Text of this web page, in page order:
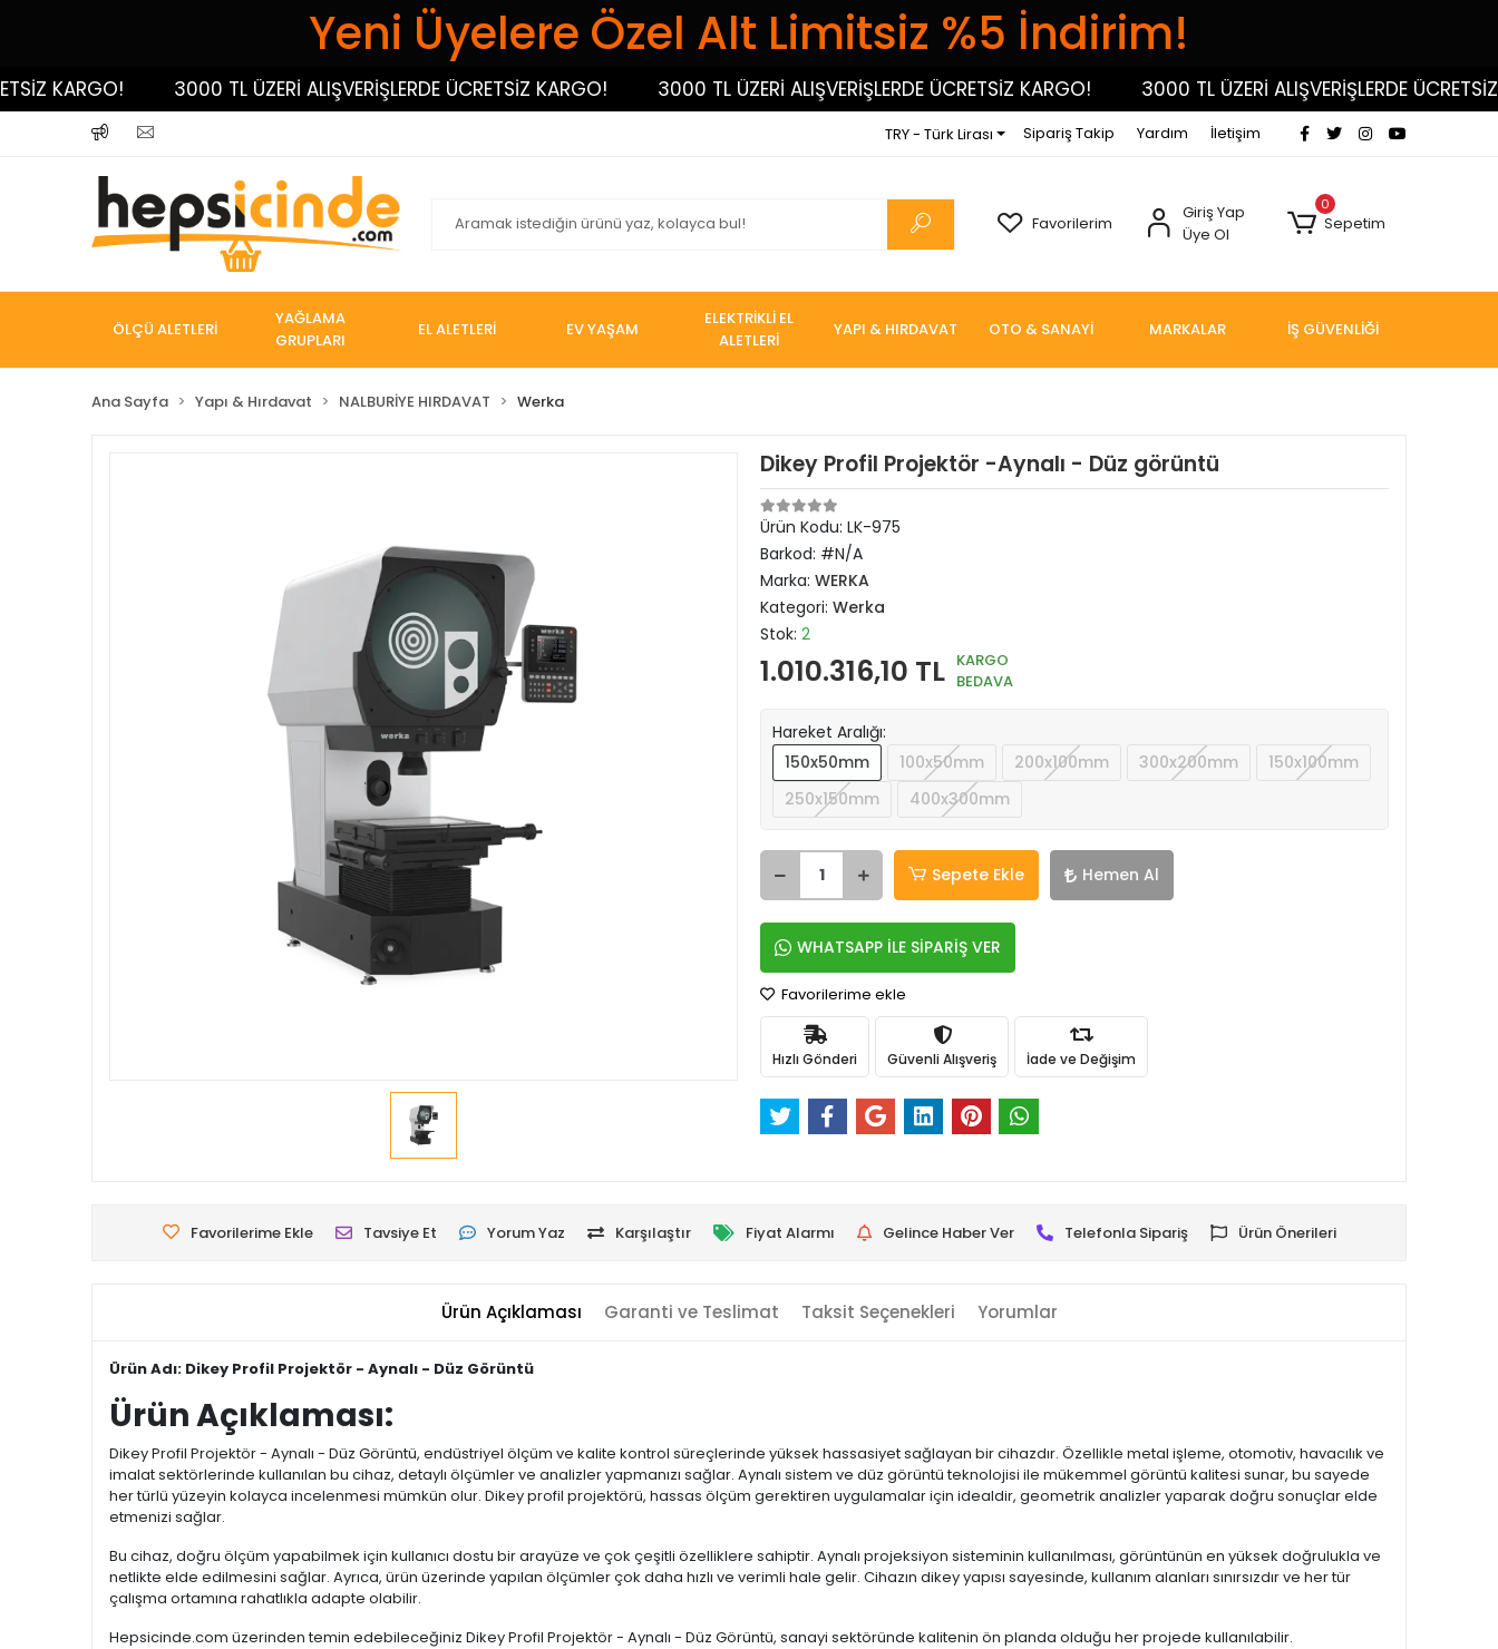
Yeni Üyelere Özel Alt Limitsiz %5 İndirim!
KARGO! 3000 TL ÜZERİ ALIŞVERİŞLERDE ÜCRETSİZ KARGO! 3000 TL ÜZERİ ALIŞVERİŞLERDE ÜCRETSİZ KARGO! 3000 TL ÜZERİ ALIŞVERİŞLERDE ÜCRETSİZ
TRY - Türk Lirası Sipariş Takip Yardım İletişim
Favorilerim
Giriş Yap
Üye Ol
0
Sepetim
ÖLÇÜ ALETLERİ
YAĞLAMA
GRUPLARI
EL ALETLERİ EV YAŞAM
ELEKTRİKLİ EL
ALETLERİ
YAPI & HIRDAVAT OTO & SANAYİ MARKALAR İŞ GÜVENLİĞİ
Ana Sayfa Yapı & Hırdavat NALBURİYE HIRDAVAT Werka
Dikey Profil Projektör -Aynalı - Düz görüntü
Ürün Kodu: LK-975
Barkod: #N/A
Marka: WERKA
Kategori: Werka
Stok: 2
1.010.316,10 TL KARGO
BEDAVA
Hareket Aralığı:
150x50mm
100x50mm 200x100mm 300x200mm
150x100mm
250x150mm
400x300mm
Sepete Ekle Hemen Al
WHATSAPP İLE SİPARİŞ VER
Favorilerime ekle
Hızlı Gönderi Güvenli Alışveriş İade ve Değişim
Favorilerime Ekle Tavsiye Et Yorum Yaz Karşılaştır Fiyat Alarmı Gelince Haber Ver Telefonla Sipariş Ürün Önerileri
Ürün Açıklaması Garanti ve Teslimat Taksit Seçenekleri Yorumlar
Ürün Adı: Dikey Profil Projektör - Aynalı - Düz Görüntü
Ürün Açıklaması:
Dikey Profil Projektör - Aynalı - Düz Görüntü, endüstriyel ölçüm ve kalite kontrol süreçlerinde yüksek hassasiyet sağlayan bir cihazdır. Özellikle metal işleme, otomotiv, havacılık ve
imalat sektörlerinde kullanılan bu cihaz, detaylı ölçümler ve analizler yapmanızı sağlar. Aynalı sistem ve düz görüntü teknolojisi ile mükemmel görüntü kalitesi sunar, bu sayede
her türlü yüzeyin kolayca incelenmesi mümkün olur. Dikey profil projektörü, hassas ölçüm gerektiren uygulamalar için idealdir, geometrik analizler yaparak doğru sonuçlar elde
etmenizi sağlar.
Bu cihaz, doğru ölçüm yapabilmek için kullanıcı dostu bir arayüze ve çok çeşitli özelliklere sahiptir. Aynalı projeksiyon sisteminin kullanılması, görüntünün en yüksek doğrulukla ve
netlikte elde edilmesini sağlar. Ayrıca, ürün üzerinde yapılan ölçümler çok daha hızlı ve verimli hale gelir. Cihazın dikey yapısı sayesinde, kullanım alanları sınırsızdır ve her tür
çalışma ortamına rahatlıkla adapte olabilir.
Hepsicinde.com üzerinden temin edebileceğiniz Dikey Profil Projektör - Aynalı - Düz Görüntü, sanayi sektöründe kalitenin ön planda olduğu her projede kullanılabilir.